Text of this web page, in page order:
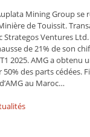
à
SVL
!
Mining Group se
de Touissit.
Strategos Ventures Ltd.
de 21% de son
2025. AMG a obtenu
des parts cédées.
au Maroc…